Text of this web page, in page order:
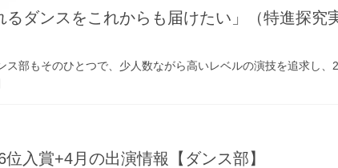
るダンスをこれからも届けたい」（特進探究
部もそのひとつで、少人数ながら高いレベルの演技を追求し、
入賞+4月の出演情報【ダンス部】